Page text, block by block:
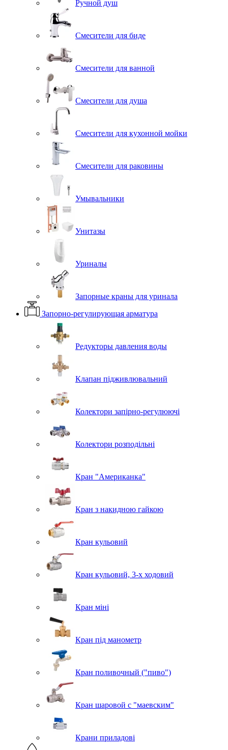
Ручной душ
Смесители для биде
Смесители для ванной
Смесители для душа
Смесители для кухонной мойки
Смесители для раковины
Умывальники
Унитазы
Уриналы
Запорные краны для уринала
Запорно-регулирующая арматура
Редукторы давления воды
Клапан підживлювальний
Колектори запірно-регулюючі
Колектори розподільні
Кран "Американка"
Кран з накидною гайкою
Кран кульовий
Кран кульовий, 3-х ходовий
Кран міні
Кран під манометр
Кран поливочный ("пиво")
Кран шаровой с "маевским"
Крани приладові